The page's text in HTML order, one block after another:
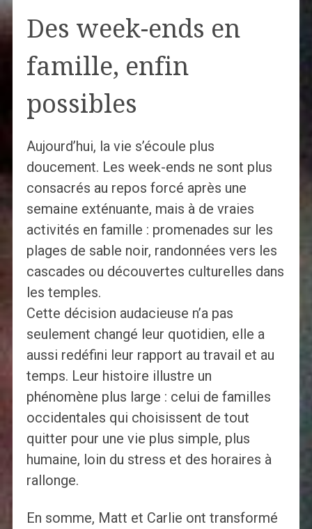
Des week-ends en
famille, enfin
possibles
Aujourd’hui, la vie s’écoule plus
doucement. Les week-ends ne sont plus
consacrés au repos forcé après une
semaine exténuante, mais à de vraies
activités en famille : promenades sur les
plages de sable noir, randonnées vers les
cascades ou découvertes culturelles dans
les temples.
Cette décision audacieuse n’a pas
seulement changé leur quotidien, elle a
aussi redéfini leur rapport au travail et au
temps. Leur histoire illustre un
phénomène plus large : celui de familles
occidentales qui choisissent de tout
quitter pour une vie plus simple, plus
humaine, loin du stress et des horaires à
rallonge.
En somme, Matt et Carlie ont transformé